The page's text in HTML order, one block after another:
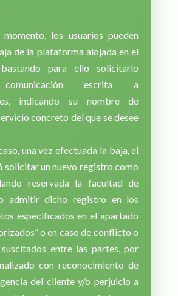
momento, los usuarios pueden
de la plataforma alojada en el
para ello solicitarlo
comunicación escrita a
indicando su nombre de
concreto del que se desee
una vez efectuada la baja, el
solicitar un nuevo registro como
reservada la facultad de
admitir dicho registro en los
especificados en el apartado
o en caso de conflicto o
entre las partes, por
con reconocimiento de
del cliente y/o perjuicio a